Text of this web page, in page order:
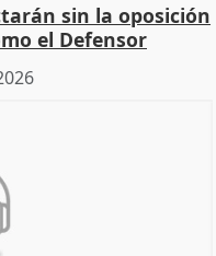
sin la oposición
el Defensor